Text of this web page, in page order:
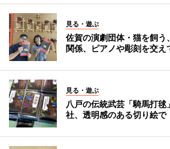
見る・遊ぶ
佐賀の演劇団体・猫を飼
関係、ピアノや彫刻を交え
見る・遊ぶ
八戸の伝統武芸「騎馬打
社、透明感のある切り絵で